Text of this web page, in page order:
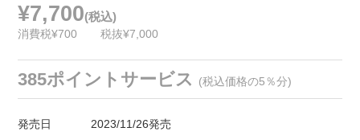
¥7,700(税込)
消費税¥700 税抜¥7,000
385ポイントサービス (税込価格の5％分)
発売日 2023/11/26発売